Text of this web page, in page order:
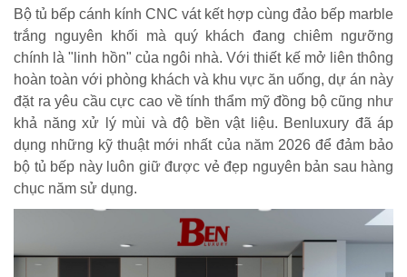
Bộ tủ bếp cánh kính CNC vát kết hợp cùng đảo bếp marble
trắng nguyên khối mà quý khách đang chiêm ngưỡng
chính là "linh hồn" của ngôi nhà. Với thiết kế mở liên thông
hoàn toàn với phòng khách và khu vực ăn uống, dự án này
đặt ra yêu cầu cực cao về tính thẩm mỹ đồng bộ cũng như
khả năng xử lý mùi và độ bền vật liệu. Benluxury đã áp
dụng những kỹ thuật mới nhất của năm 2026 để đảm bảo
bộ tủ bếp này luôn giữ được vẻ đẹp nguyên bản sau hàng
chục năm sử dụng.